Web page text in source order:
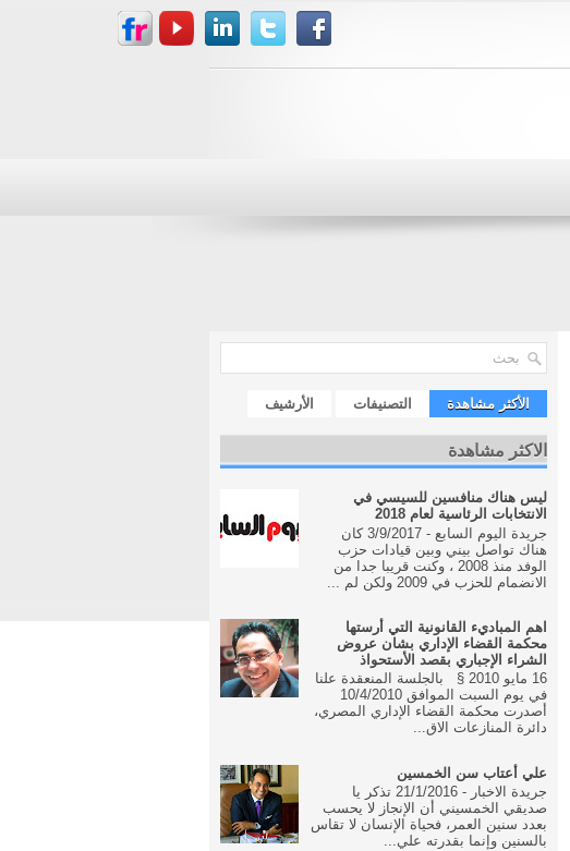
الأكثر مشاهدة التصنيفات الأرشيف
الاكثر مشاهدة
ليس هناك منافسين للسيسي في
الانتخابات الرئاسية لعام 2018
جريدة اليوم السابع - 3/9/2017 كان
هناك تواصل بيني وبين قيادات حزب
الوفد منذ 2008 ، وكنت قريبا جدا من
الانضمام للحزب في 2009 ولكن لم ...
اهم المباديء القانونية التي أرستها
محكمة القضاء الإداري بشان عروض
الشراء الإجباري بقصد الأستحواذ
16 مايو 2010 § بالجلسة المنعقدة علنا
في يوم السبت الموافق 10/4/2010
أصدرت محكمة القضاء الإداري المصري،
دائرة المنازعات الاق...
علي أعتاب سن الخمسين
جريدة الاخبار - 21/1/2016 تذكر يا
صديقي الخمسيني أن الإنجاز لا يحسب
بعدد سنين العمر، فحياة الإنسان لا تقاس
بالسنين وإنما بقدرته علي...